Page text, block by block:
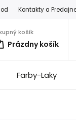
Kontakty a
košík
Prázdny košík
Farby-Laky